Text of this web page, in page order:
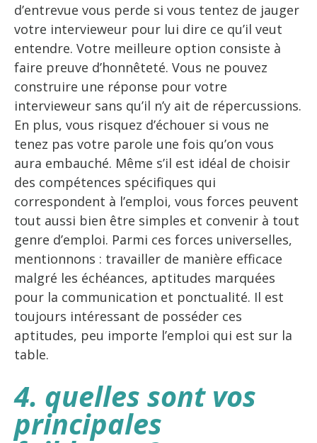
d’entrevue vous perde si vous tentez de jauger
votre intervieweur pour lui dire ce qu’il veut
entendre. Votre meilleure option consiste à
faire preuve d’honnêteté. Vous ne pouvez
construire une réponse pour votre
intervieweur sans qu’il n’y ait de répercussions.
En plus, vous risquez d’échouer si vous ne
tenez pas votre parole une fois qu’on vous
aura embauché. Même s’il est idéal de choisir
des compétences spécifiques qui
correspondent à l’emploi, vous forces peuvent
tout aussi bien être simples et convenir à tout
genre d’emploi. Parmi ces forces universelles,
mentionnons : travailler de manière efficace
malgré les échéances, aptitudes marquées
pour la communication et ponctualité. Il est
toujours intéressant de posséder ces
aptitudes, peu importe l’emploi qui est sur la
table.
4. quelles sont vos
principales